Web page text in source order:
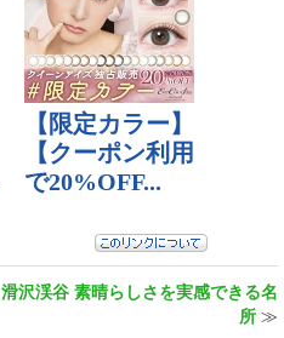
滑沢渓谷 素晴らしさを実感できる名
所 ≫